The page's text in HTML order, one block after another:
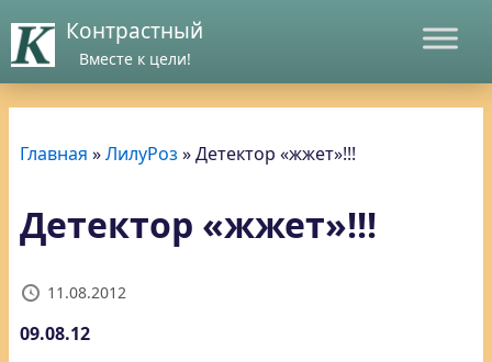
Контрастный
Вместе к цели!
Главная »ЛилуРоз »Детектор «жжет»!!!
Детектор «жжет»!!!
11.08.2012
09.08.12